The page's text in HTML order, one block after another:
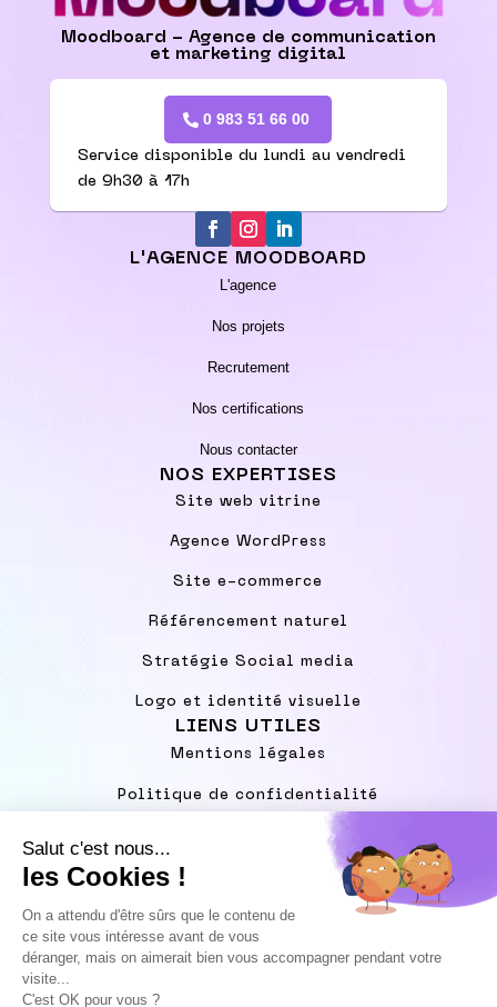
Moodboard - Agence de communication
et marketing digital
0 983 51 66 00
Service disponible du lundi au vendredi
de 9h30 à 17h
L'AGENCE MOODBOARD
L'agence
Nos projets
Recrutement
Nos certifications
Nous contacter
NOS EXPERTISES
Site web vitrine
Agence WordPress
Site e-commerce
Référencement naturel
Stratégie Social media
Logo et identité visuelle
LIENS UTILES
Mentions légales
Politique de confidentialité
Standards publicitaires
BORDEAUX | PARIS | LYON | LILLE